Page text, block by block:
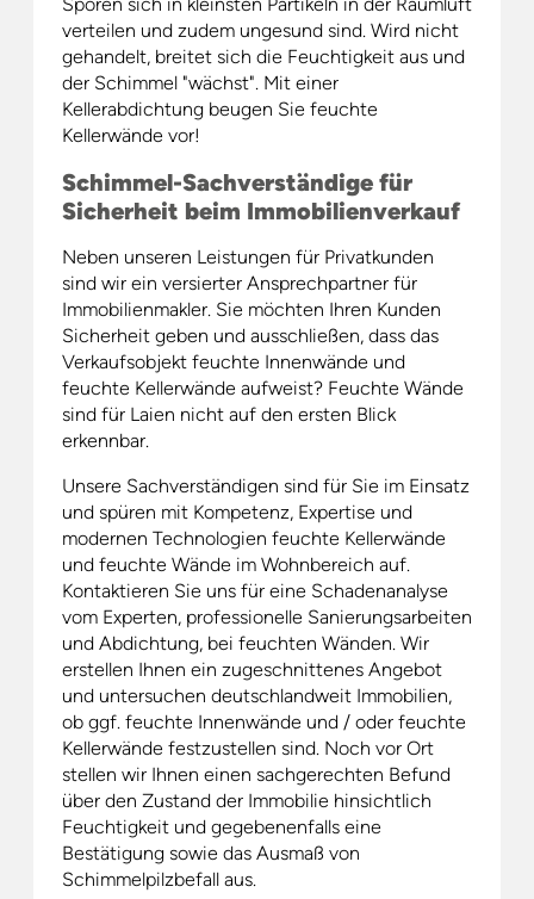
verteilen und zudem ungesund sind. Wird nicht
gehandelt, breitet sich die Feuchtigkeit aus und
der Schimmel "wächst". Mit einer
Kellerabdichtung beugen Sie feuchte
Kellerwände vor!
Schimmel-Sachverständige für
Sicherheit beim Immobilienverkauf
Neben unseren Leistungen für Privatkunden
sind wir ein versierter Ansprechpartner für
Immobilienmakler. Sie möchten Ihren Kunden
Sicherheit geben und ausschließen, dass das
Verkaufsobjekt feuchte Innenwände und
feuchte Kellerwände aufweist? Feuchte Wände
sind für Laien nicht auf den ersten Blick
erkennbar.
Unsere Sachverständigen sind für Sie im Einsatz
und spüren mit Kompetenz, Expertise und
modernen Technologien feuchte Kellerwände
und feuchte Wände im Wohnbereich auf.
Kontaktieren Sie uns für eine Schadenanalyse
vom Experten, professionelle Sanierungsarbeiten
und Abdichtung, bei feuchten Wänden. Wir
erstellen Ihnen ein zugeschnittenes Angebot
und untersuchen deutschlandweit Immobilien,
ob ggf. feuchte Innenwände und / oder feuchte
Kellerwände festzustellen sind. Noch vor Ort
stellen wir Ihnen einen sachgerechten Befund
über den Zustand der Immobilie hinsichtlich
Feuchtigkeit und gegebenenfalls eine
Bestätigung sowie das Ausmaß von
Schimmelpilzbefall aus.